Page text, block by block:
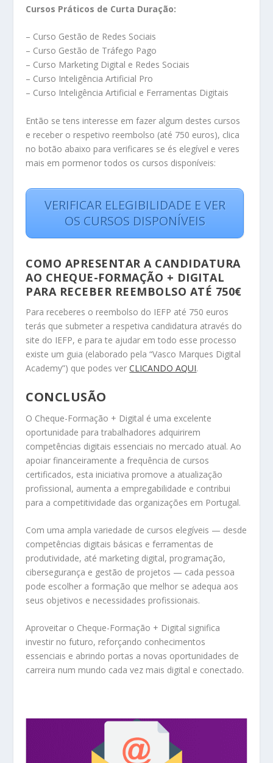
Cursos Práticos de Curta Duração:
– Curso Gestão de Redes Sociais
– Curso Gestão de Tráfego Pago
– Curso Marketing Digital e Redes Sociais
– Curso Inteligência Artificial Pro
– Curso Inteligência Artificial e Ferramentas Digitais
Então se tens interesse em fazer algum destes cursos
e receber o respetivo reembolso (até 750 euros), clica
no botão abaixo para verificares se és elegível e veres
mais em pormenor todos os cursos disponíveis:
VERIFICAR ELEGIBILIDADE E VER
OS CURSOS DISPONÍVEIS
COMO APRESENTAR A CANDIDATURA
AO CHEQUE-FORMAÇÃO + DIGITAL
PARA RECEBER REEMBOLSO ATÉ 750€
Para receberes o reembolso do IEFP até 750 euros
terás que submeter a respetiva candidatura através do
site do IEFP, e para te ajudar em todo esse processo
existe um guia (elaborado pela “Vasco Marques Digital
Academy”) que podes verCLICANDO AQUI.
CONCLUSÃO
O Cheque-Formação + Digital é uma excelente
oportunidade para trabalhadores adquirirem
competências digitais essenciais no mercado atual. Ao
apoiar financeiramente a frequência de cursos
certificados, esta iniciativa promove a atualização
profissional, aumenta a empregabilidade e contribui
para a competitividade das organizações em Portugal.
Com uma ampla variedade de cursos elegíveis — desde
competências digitais básicas e ferramentas de
produtividade, até marketing digital, programação,
cibersegurança e gestão de projetos — cada pessoa
pode escolher a formação que melhor se adequa aos
seus objetivos e necessidades profissionais.
Aproveitar o Cheque-Formação + Digital significa
investir no futuro, reforçando conhecimentos
essenciais e abrindo portas a novas oportunidades de
carreira num mundo cada vez mais digital e conectado.